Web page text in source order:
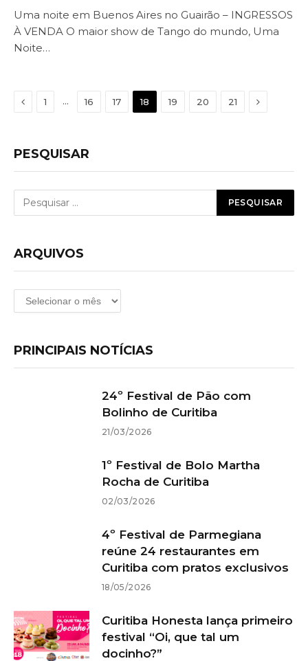
Uma noite em Buenos Aires no Guairão – INGRESSOS
À VENDA O maior show de Tango do mundo, Uma
Noite…
Previous
1 … 16 17 18 19 20 21 Next
PESQUISAR
ARQUIVOS
Arquivos
PRINCIPAIS NOTÍCIAS
24º Festival de Pão com
Bolinho de Curitiba
21/03/2026
1º Festival de Bolo Martha
Rocha de Curitiba
02/03/2026
4º Festival de Parmegiana
reúne 24 restaurantes em
Curitiba com pratos exclusivos
18/05/2026
Curitiba Honesta lança primeiro
festival “Oi, que tal um
docinho?”